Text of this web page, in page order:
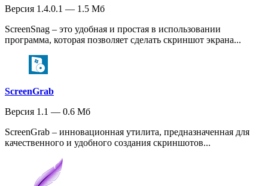
Версия 1.4.0.1 — 1.5 Мб
ScreenSnag – это удобная и простая в использовании
программа, которая позволяет сделать скриншот экрана...
ScreenGrab
Версия 1.1 — 0.6 Мб
ScreenGrab – инновационная утилита, предназначенная для
качественного и удобного создания скриншотов...